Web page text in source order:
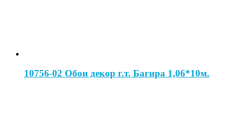
10756-02 Обои декор г.т. Багира 1,06*10м.